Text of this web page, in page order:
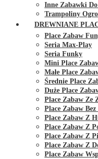
Inne Zabawki
Trampoliny
DREWNIANE
Place Zabaw
Seria Max-Play
Seria Funky
Mini Place
Małe Place
Średnie Place
Duże Place
Place Zabaw Ze
Place Zabaw
Place Zabaw Z
Place Zabaw Z
Place Zabaw Z
Place Zabaw Z
Place Zabaw